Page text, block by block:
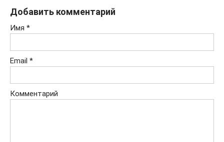
Добавить комментарий
Имя *
Email *
Комментарий